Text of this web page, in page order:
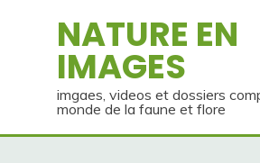
NATURE EN
IMAGES
imgaes, videos et dossiers
monde de la faune et flore